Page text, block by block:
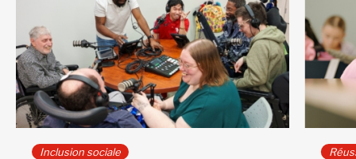
Inclusion sociale